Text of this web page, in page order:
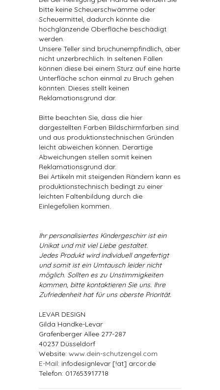
bitte keine Scheuerschwämme oder
Scheuermittel, dadurch könnte die
hochglänzende Oberfläche beschädigt
werden.
Unsere Teller sind bruchunempfindlich, aber
nicht unzerbrechlich. In seltenen Fällen
können diese bei einem Sturz auf eine harte
Unterfläche schon einmal zu Bruch gehen
könnten. Dieses stellt keinen
Reklamationsgrund dar.
Bitte beachten Sie, dass die hier
dargestellten Farben Bildschirmfarben sind
und aus produktionstechnischen Gründen
leicht abweichen können. Derartige
Abweichungen stellen somit keinen
Reklamationsgrund dar.
Bei Artikeln mit steigenden Rändern kann es
produktionstechnisch bedingt zu einer
leichten Faltenbildung durch die
Einlegefolien kommen.
Ihr personalisiertes Kindergeschirr ist ein
Unikat und mit viel Liebe gestaltet.
Jedes Produkt wird individuell angefertigt
und somit ist ein Umtausch leider nicht
möglich. Sollten es zu Unstimmigkeiten
kommen, bitte kontaktieren Sie uns. Ihre
Zufriedenheit hat für uns oberste Priorität.
LEVAR DESIGN
Gilda Handke-Levar
Grafenberger Allee 277-287
40237 Düsseldorf
Website: www.dein-schutzengel.com
E-Mail: infodesignlevar [!at] arcor.de
Telefon: 017653917718